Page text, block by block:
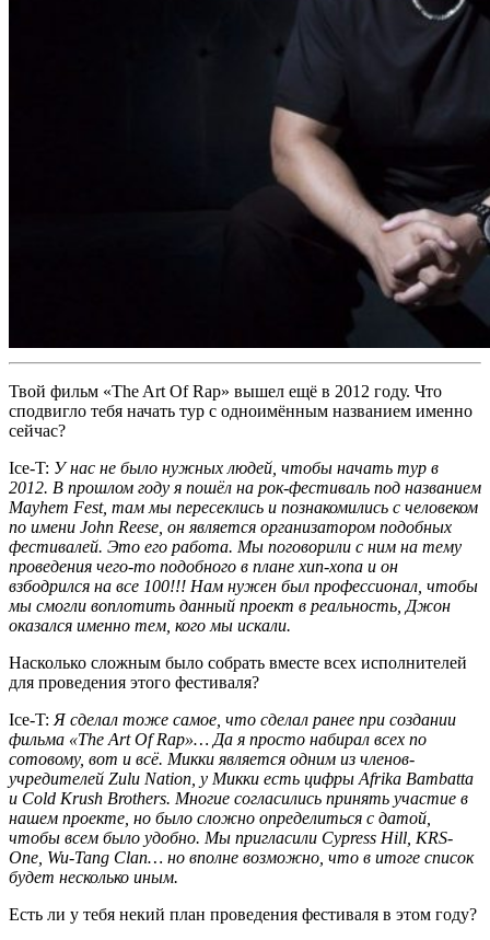
Твой фильм «The Art Of Rap» вышел ещё в 2012 году. Что
сподвигло тебя начать тур с одноимённым названием именно
сейчас?
Ice-T: У нас не было нужных людей, чтобы начать тур в
2012. В прошлом году я пошёл на рок-фестиваль под названием
Mayhem Fest, там мы пересеклись и познакомились с человеком
по имени John Reese , он является организатором подобных
фестивалей. Это его работа. Мы поговорили с ним на тему
проведения чего-то подобного в плане хип-хопа и он
взбодрился на все 100!!! Нам нужен был профессионал, чтобы
мы смогли воплотить данный проект в реальность, Джон
оказался именно тем, кого мы искали.
Насколько сложным было собрать вместе всех исполнителей
для проведения этого фестиваля?
Ice-T: Я сделал тоже самое, что сделал ранее при создании
фильма «The Art Of Rap»… Да я просто набирал всех по
сотовому, вот и всё. Микки является одним из членов-
учредителей Zulu Nation , у Микки есть цифры Afrika Bambatta
и Cold Krush Brothers. Многие согласились принять участие в
нашем проекте, но было сложно определиться с датой,
чтобы всем было удобно. Мы пригласили Cypress Hill, KRS-
One, Wu-Tang Clan… но вполне возможно, что в итоге список
будет несколько иным.
Есть ли у тебя некий план проведения фестиваля в этом году?